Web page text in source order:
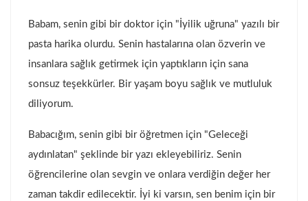
Babam, senin gibi bir doktor için "İyilik uğruna" yazılı bir
pasta harika olurdu. Senin hastalarına olan özverin ve
insanlara sağlık getirmek için yaptıkların için sana
sonsuz teşekkürler. Bir yaşam boyu sağlık ve mutluluk
diliyorum.
Babacığım, senin gibi bir öğretmen için "Geleceği
aydınlatan" şeklinde bir yazı ekleyebiliriz. Senin
öğrencilerine olan sevgin ve onlara verdiğin değer her
zaman takdir edilecektir. İyi ki varsın, sen benim için bir